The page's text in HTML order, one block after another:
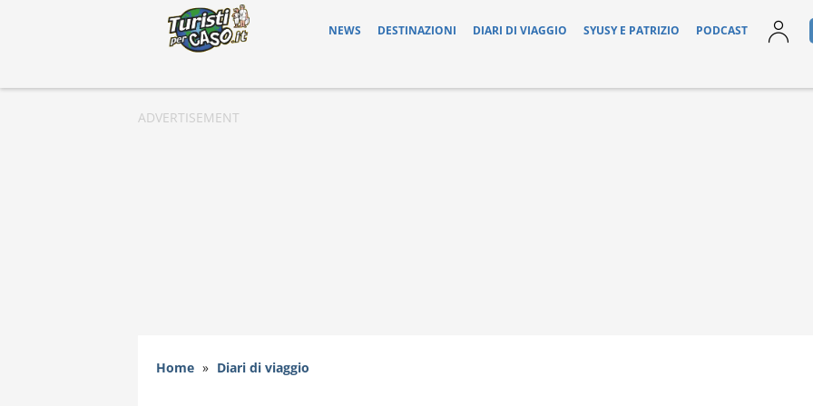
NEWS DESTINAZIONI DIARI DI VIAGGIO SYUSY E PATRIZIO PODCAST
Home » Diari di viaggio